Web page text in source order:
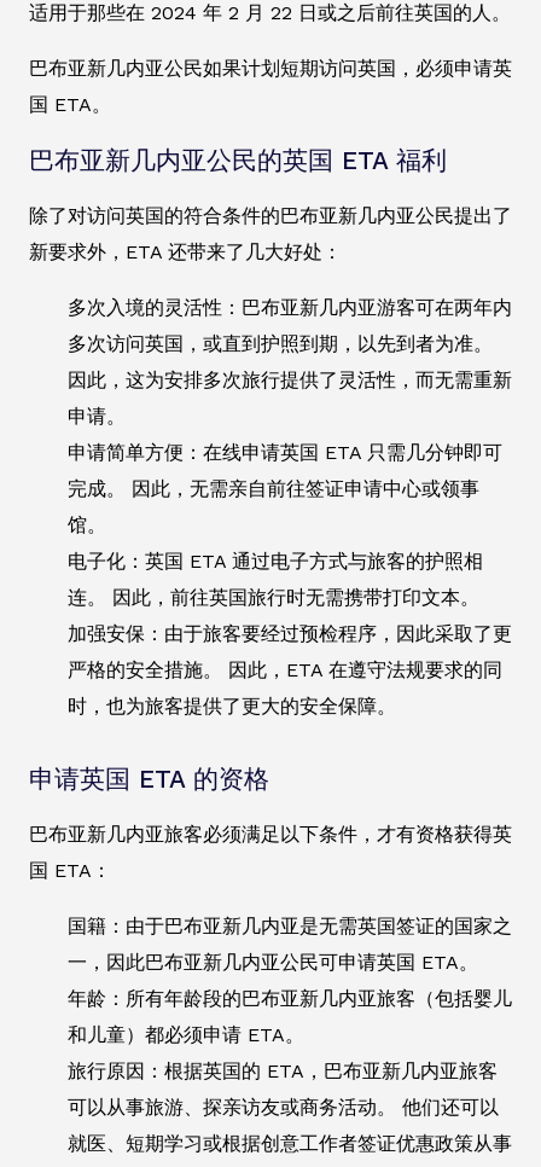
适用于那些在 2024 年 2 月 22 日或之后前往英国的人。
巴布亚新几内亚公民如果计划短期访问英国，必须申请英
国 ETA。
巴布亚新几内亚公民的英国 ETA 福利
除了对访问英国的符合条件的巴布亚新几内亚公民提出了
新要求外，ETA 还带来了几大好处：
多次入境的灵活性：巴布亚新几内亚游客可在两年内
多次访问英国，或直到护照到期，以先到者为准。
因此，这为安排多次旅行提供了灵活性，而无需重新
申请。
申请简单方便：在线申请英国 ETA 只需几分钟即可
完成。 因此，无需亲自前往签证申请中心或领事
馆。
电子化：英国 ETA 通过电子方式与旅客的护照相
连。 因此，前往英国旅行时无需携带打印文本。
加强安保：由于旅客要经过预检程序，因此采取了更
严格的安全措施。 因此，ETA 在遵守法规要求的同
时，也为旅客提供了更大的安全保障。
申请英国 ETA 的资格
巴布亚新几内亚旅客必须满足以下条件，才有资格获得英
国 ETA：
国籍：由于巴布亚新几内亚是无需英国签证的国家之
一，因此巴布亚新几内亚公民可申请英国 ETA。
年龄：所有年龄段的巴布亚新几内亚旅客（包括婴儿
和儿童）都必须申请 ETA。
旅行原因：根据英国的 ETA，巴布亚新几内亚旅客
可以从事旅游、探亲访友或商务活动。 他们还可以
就医、短期学习或根据创意工作者签证优惠政策从事